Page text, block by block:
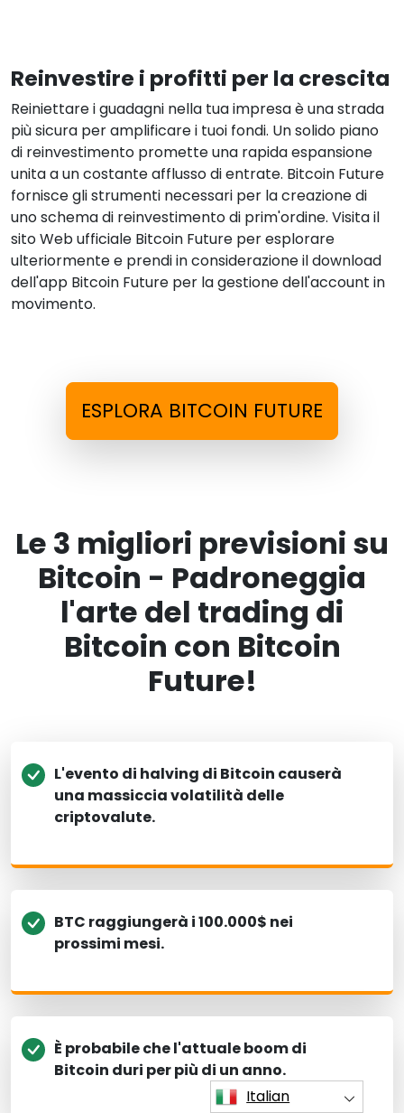
Reinvestire i profitti per la crescita
Reiniettare i guadagni nella tua impresa è una strada
più sicura per amplificare i tuoi fondi. Un solido piano
di reinvestimento promette una rapida espansione
unita a un costante afflusso di entrate. Bitcoin Future
fornisce gli strumenti necessari per la creazione di
uno schema di reinvestimento di prim'ordine. Visita il
sito Web ufficiale Bitcoin Future per esplorare
ulteriormente e prendi in considerazione il download
dell'app Bitcoin Future per la gestione dell'account in
movimento.
ESPLORA BITCOIN FUTURE
Le 3 migliori previsioni su
Bitcoin - Padroneggia
l'arte del trading di
Bitcoin con Bitcoin
Future!
L'evento di halving di Bitcoin causerà
una massiccia volatilità delle
criptovalute.
BTC raggiungerà i 100.000$ nei
prossimi mesi.
È probabile che l'attuale boom di
Bitcoin duri per più di un anno.
Italian